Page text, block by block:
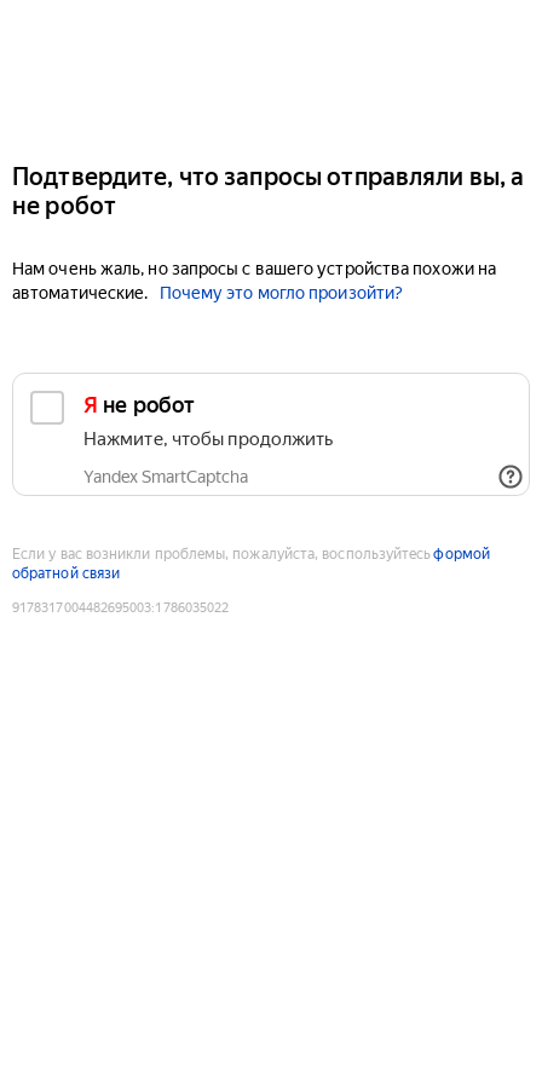
Подтвердите, что запросы отправляли вы, а
не робот
Нам очень жаль, но запросы с вашего устройства похожи на
автоматические.
Почему это могло произойти?
Я не робот
Нажмите, чтобы продолжить
Yandex SmartCaptcha
Если у вас возникли проблемы, пожалуйста, воспользуйтесьформой
обратной связи
9178317004482695003:1786035022